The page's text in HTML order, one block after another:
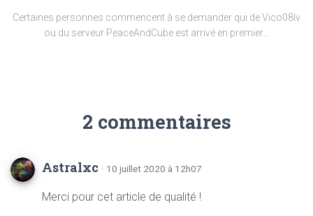
Certaines personnes commencent à se demander qui de Vico08lv
ou du serveur PeaceAndCube est arrivé en premier...
2 commentaires
Astralxc · 10 juillet 2020 à 12h07
Merci pour cet article de qualité !